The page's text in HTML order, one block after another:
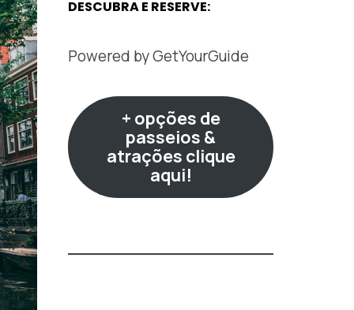
DESCUBRA E RESERVE:
Powered byGetYourGuide
+ opções de
passeios &
atrações clique
aqui!